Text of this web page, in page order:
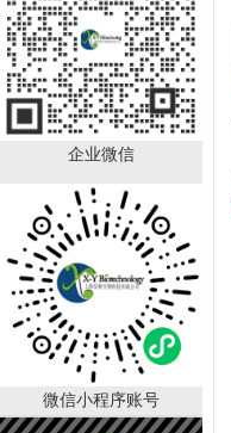
企业微信
微信小程序账号
电导率电极(三信EC5笔式
电导率仪专用电极)
￥198.00
已有 0人购买